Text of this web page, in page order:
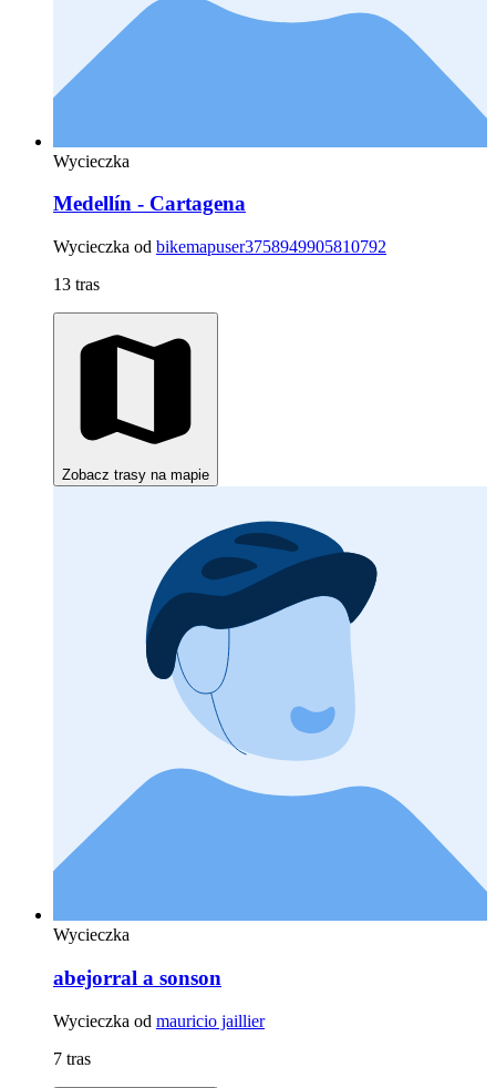
Wycieczka
Medellín - Cartagena
Wycieczka od bikemapuser3758949905810792
13 tras
Zobacz trasy na mapie
Wycieczka
abejorral a sonson
Wycieczka od mauricio jaillier
7 tras